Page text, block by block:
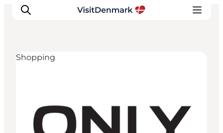
Erlebnisse
Unterkünfte
Shopping